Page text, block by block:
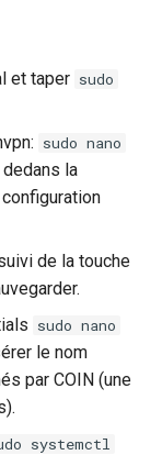
et taper sudo
sudo nano
la
de la touche
sudo nano
le nom
par COIN (une
systemctl